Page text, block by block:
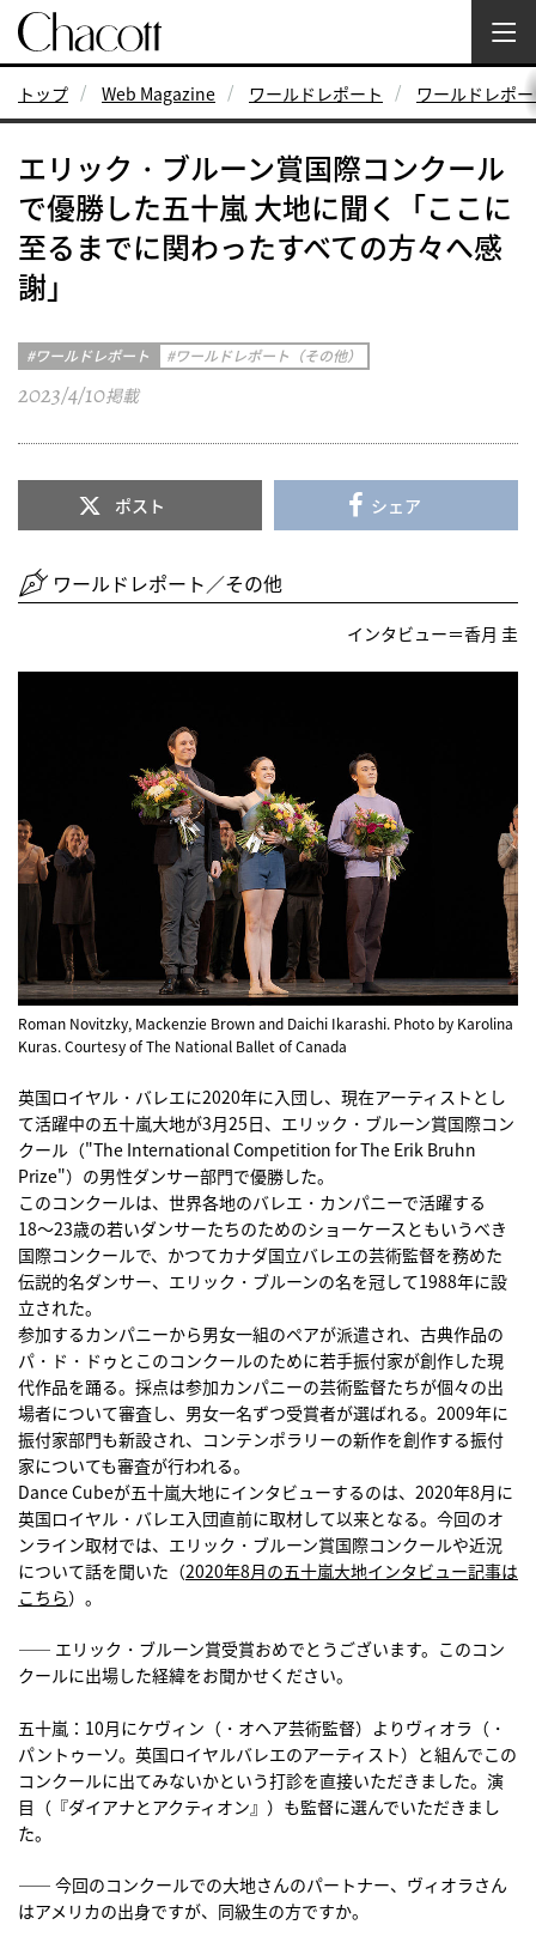
トップ Web Magazine ワールドレポート ワールドレポ
エリック・ブルーン賞国際コンクール
で優勝した五十嵐 大地に聞く「ここに
至るまでに関わったすべての方々へ感
謝」
ワールドレポート ワールドレポート（その他）
2023/4/10掲載
ポスト シェア
ワールドレポート／その他
インタビュー＝香月 圭
Roman Novitzky, Mackenzie Brown and Daichi Ikarashi. Photo by Karolina
Kuras. Courtesy of The National Ballet of Canada
英国ロイヤル・バレエに2020年に入団し、現在アーティストとし
て活躍中の五十嵐大地が3月25日、エリック・ブルーン賞国際コン
クール（"The International Competition for The Erik Bruhn
Prize"）の男性ダンサー部門で優勝した。
このコンクールは、世界各地のバレエ・カンパニーで活躍する
18〜23歳の若いダンサーたちのためのショーケースともいうべき
国際コンクールで、かつてカナダ国立バレエの芸術監督を務めた
伝説的名ダンサー、エリック・ブルーンの名を冠して1988年に設
立された。
参加するカンパニーから男女一組のペアが派遣され、古典作品の
パ・ド・ドゥとこのコンクールのために若手振付家が創作した現
代作品を踊る。採点は参加カンパニーの芸術監督たちが個々の出
場者について審査し、男女一名ずつ受賞者が選ばれる。2009年に
振付家部門も新設され、コンテンポラリーの新作を創作する振付
家についても審査が行われる。
Dance Cubeが五十嵐大地にインタビューするのは、2020年8月に
英国ロイヤル・バレエ入団直前に取材して以来となる。今回のオ
ンライン取材では、エリック・ブルーン賞国際コンクールや近況
について話を聞いた（2020年8月の五十嵐大地インタビュー記事は
こちら）。
―― エリック・ブルーン賞受賞おめでとうございます。このコン
クールに出場した経緯をお聞かせください。
五十嵐：10月にケヴィン（・オヘア芸術監督）よりヴィオラ（・
パントゥーソ。英国ロイヤルバレエのアーティスト）と組んでこの
コンクールに出てみないかという打診を直接いただきました。演
目（『ダイアナとアクティオン』）も監督に選んでいただきまし
た。
―― 今回のコンクールでの大地さんのパートナー、ヴィオラさん
はアメリカの出身ですが、同級生の方ですか。